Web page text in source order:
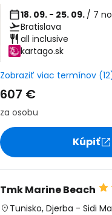
18. 09. - 25. 09. / 7
Bratislava
all inclusive
kartago.sk
Zobraziť viac termínov
607 €
za osobu
Kúpiť
Tmk Marine Beach
Tunisko, Djerba - Sidi